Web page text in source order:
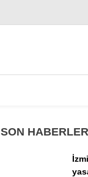
SON HABERLER